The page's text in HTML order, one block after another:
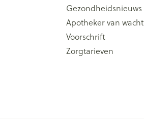
Gezondheidsnieuws
Apotheker van wacht
Voorschrift
Zorgtarieven